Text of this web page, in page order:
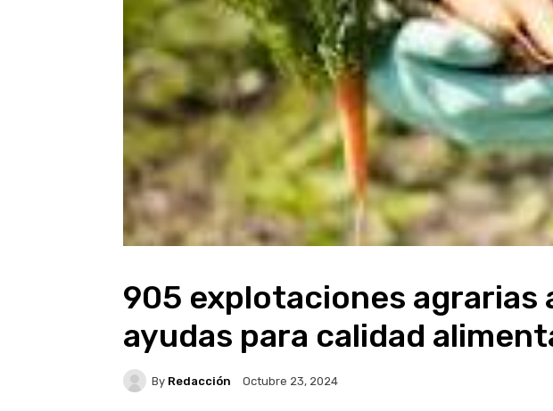
905 explotaciones agrarias
ayudas para calidad
By Redacción Octubre 23, 2024